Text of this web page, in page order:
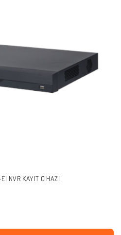
NVR KAYIT CIHAZI